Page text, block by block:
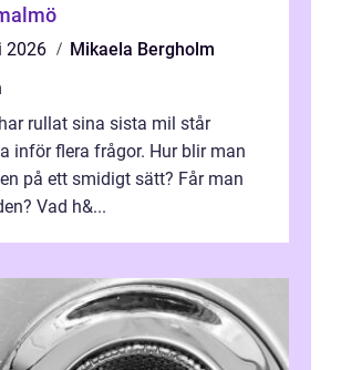
2026
Mikaela Bergholm
rullat sina sista mil står
inför flera frågor. Hur blir man
på ett smidigt sätt? Får man
Vad h&...